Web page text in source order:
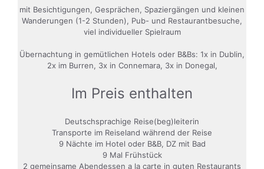
mit Besichtigungen, Gesprächen, Spaziergängen und kleinen
Wanderungen (1-2 Stunden), Pub- und Restaurantbesuche,
viel individueller Spielraum
Übernachtung in gemütlichen Hotels oder B&Bs: 1x in Dublin,
2x im Burren, 3x in Connemara, 3x in Donegal,
Im Preis enthalten
Deutschsprachige Reise(beg)leiterin
Transporte im Reiseland während der Reise
9 Nächte im Hotel oder B&B, DZ mit Bad
9 Mal Frühstück
2 gemeinsame Abendessen a la carte in guten Restaurants